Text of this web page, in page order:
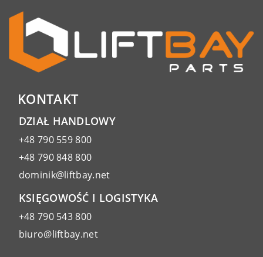
KONTAKT
DZIAŁ HANDLOWY
+48 790 559 800
+48 790 848 800
dominik@liftbay.net
KSIĘGOWOŚĆ I LOGISTYKA
+48 790 543 800
biuro@liftbay.net